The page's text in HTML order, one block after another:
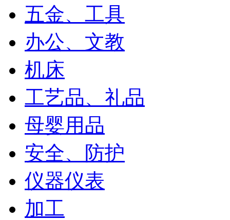
五金、工具
办公、文教
机床
工艺品、礼品
母婴用品
安全、防护
仪器仪表
加工